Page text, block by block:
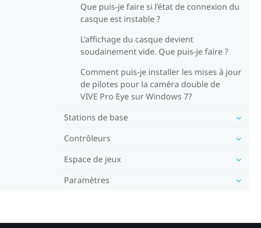
Que puis-je faire si l’état de connexion du
casque est instable ?
L’affichage du casque devient
soudainement vide. Que puis-je faire ?
Comment puis-je installer les mises à jour
de pilotes pour la caméra double de
VIVE Pro Eye sur Windows 7?
Stations de base
Contrôleurs
Espace de jeux
Paramètres